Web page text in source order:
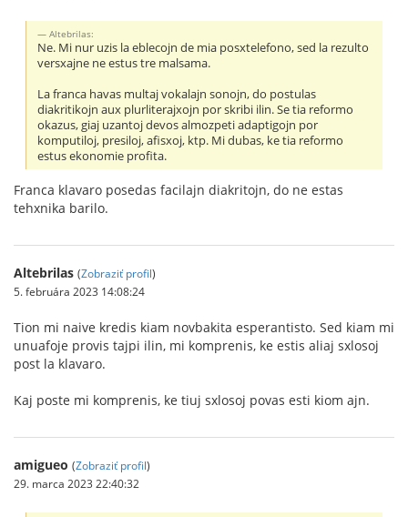
Altebrilas:
Ne. Mi nur uzis la eblecojn de mia posxtelefono, sed la rezulto
versxajne ne estus tre malsama.
La franca havas multaj vokalajn sonojn, do postulas
diakritikojn aux plurliterajxojn por skribi ilin. Se tia reformo
okazus, giaj uzantoj devos almozpeti adaptigojn por
komputiloj, presiloj, afisxoj, ktp. Mi dubas, ke tia reformo
estus ekonomie profita.
Franca klavaro posedas facilajn diakritojn, do ne estas
tehxnika barilo.
Altebrilas (Zobraziť profil)
5. februára 2023 14:08:24
Tion mi naive kredis kiam novbakita esperantisto. Sed kiam mi
unuafoje provis tajpi ilin, mi komprenis, ke estis aliaj sxlosoj
post la klavaro.
Kaj poste mi komprenis, ke tiuj sxlosoj povas esti kiom ajn.
amigueo (Zobraziť profil)
29. marca 2023 22:40:32